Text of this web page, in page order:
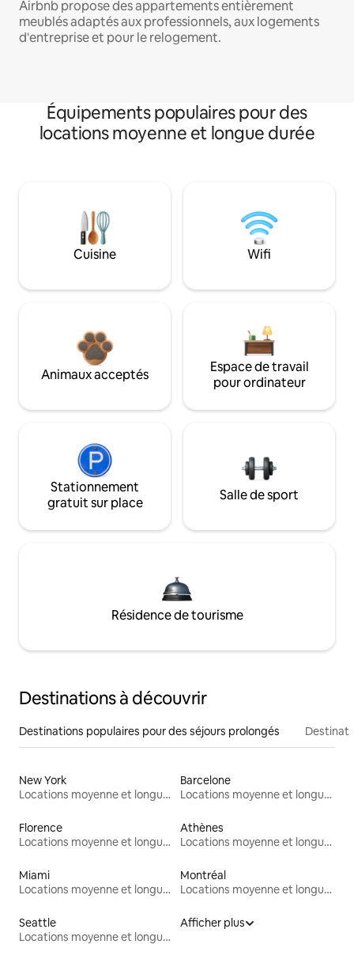
Airbnb propose des appartements entièrement
meublés adaptés aux professionnels, aux logements
d'entreprise et pour le relogement.
Équipements populaires pour des
locations moyenne et longue durée
Cuisine Wifi
Animaux acceptés
Espace de travail
pour ordinateur
Stationnement
gratuit sur place
Salle de sport
Résidence de tourisme
Destinations à découvrir
Destinations populaires pour des séjours prolongés
New York
Locations moyenne et longue durée
Barcelone
Locations moyenne et longue durée
Florence
Locations moyenne et longue durée
Athènes
Locations moyenne et longue durée
Miami
Locations moyenne et longue durée
Montréal
Locations moyenne et longue durée
Seattle
Locations moyenne et longue durée
Afficher plus